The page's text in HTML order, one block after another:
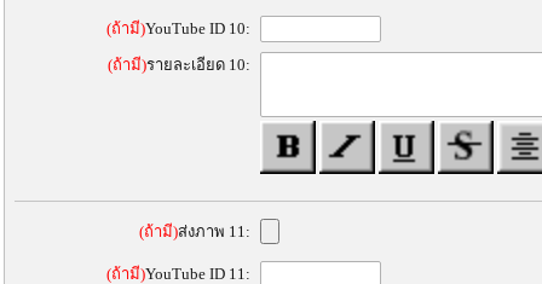
(ถ้ามี)YouTube ID 10:
(ถ้ามี)รายละเอียด 10:
(ถ้ามี)ส่งภาพ 11:
(ถ้ามี)YouTube ID 11: